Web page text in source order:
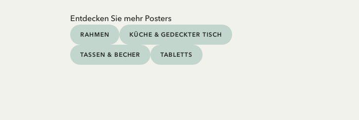
Entdecken Sie mehr Posters
RAHMEN KÜCHE & GEDECKTER TISCH
TASSEN & BECHER TABLETTS